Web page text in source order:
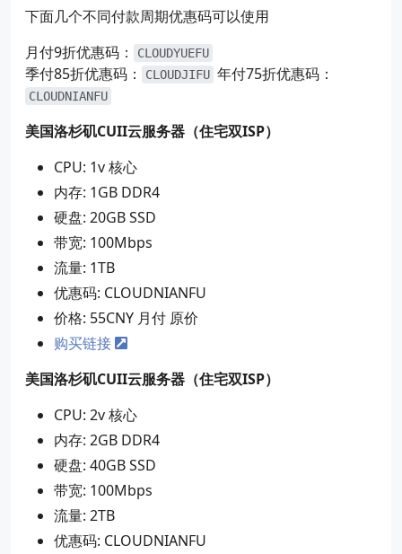
下面几个不同付款周期优惠码可以使用
月付9折优惠码：
CLOUDYUEFU
季付85折优惠码： CLOUDJIFU 年付75折优惠码：
CLOUDNIANFU
美国洛杉矶CUII云服务器（住宅双ISP）
CPU: 1v 核心
内存: 1GB DDR4
硬盘: 20GB SSD
带宽: 100Mbps
流量: 1TB
优惠码: CLOUDNIANFU
价格: 55CNY 月付 原价
购买链接
美国洛杉矶CUII云服务器（住宅双ISP）
CPU: 2v 核心
内存: 2GB DDR4
硬盘: 40GB SSD
带宽: 100Mbps
流量: 2TB
优惠码: CLOUDNIANFU